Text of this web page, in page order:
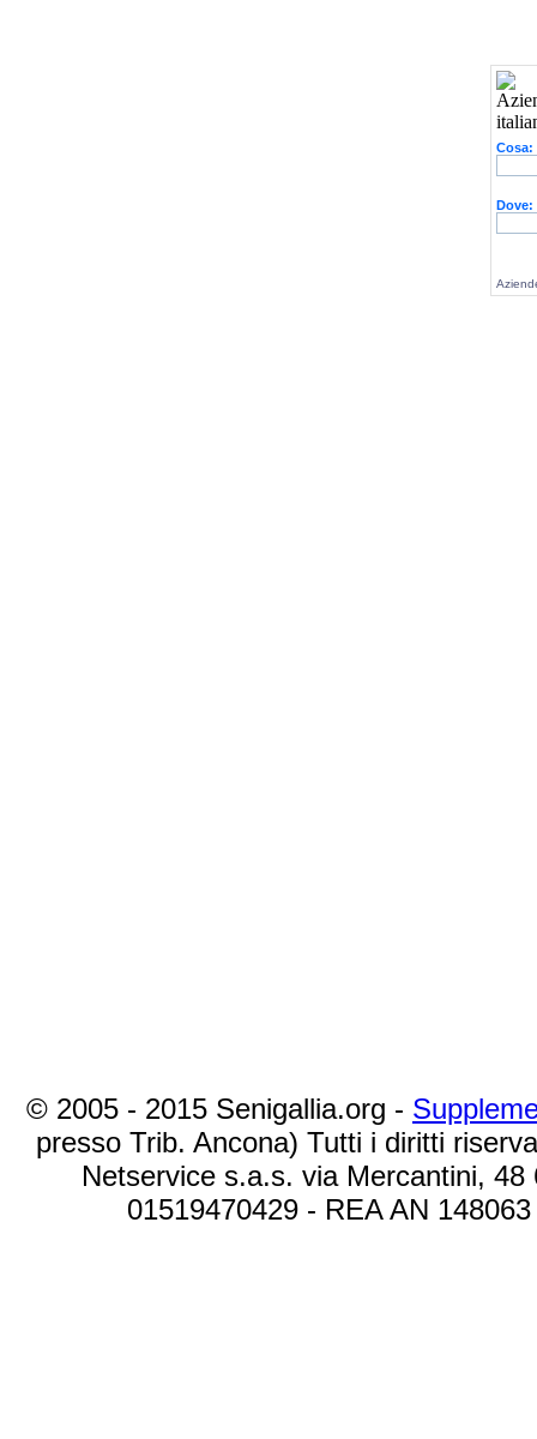
Cosa:
Dove:
© 2005 - 2015 Senigallia.org -
presso Trib. Ancona) Tutti i diritti
Netservice s.a.s. via Mercantini,
01519470429 - REA AN